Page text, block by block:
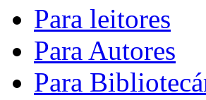
Para leitores
Para Autores
Para